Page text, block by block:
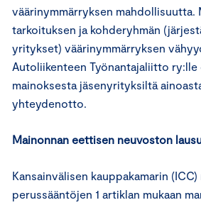
väärinymmärryksen mahdollisuutta.
tarkoituksen ja kohderyhmän
yritykset) väärinymmärryksen
Autoliikenteen Työnantajaliitto
mainoksesta jäsenyrityksiltä
yhteydenotto.
Mainonnan eettisen neuvoston
Kansainvälisen kauppakamarin
perussääntöjen 1 artiklan mukaan